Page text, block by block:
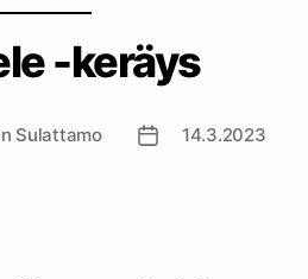
-keräys
Sulattamo 14.3.2023